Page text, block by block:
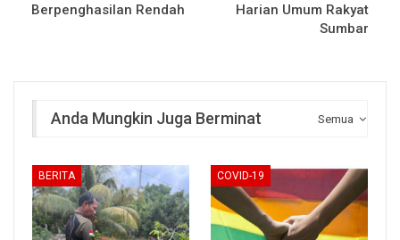
Berpenghasilan Rendah
Harian Umum Rakyat
Sumbar
Semua
Anda Mungkin Juga Berminat
BERITA COVID-19